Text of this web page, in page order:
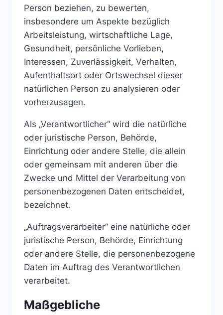
Person beziehen, zu bewerten,
insbesondere um Aspekte bezüglich
Arbeitsleistung, wirtschaftliche Lage,
Gesundheit, persönliche Vorlieben,
Interessen, Zuverlässigkeit, Verhalten,
Aufenthaltsort oder Ortswechsel dieser
natürlichen Person zu analysieren oder
vorherzusagen.
Als „Verantwortlicher“ wird die natürliche
oder juristische Person, Behörde,
Einrichtung oder andere Stelle, die allein
oder gemeinsam mit anderen über die
Zwecke und Mittel der Verarbeitung von
personenbezogenen Daten entscheidet,
bezeichnet.
„Auftragsverarbeiter“ eine natürliche oder
juristische Person, Behörde, Einrichtung
oder andere Stelle, die personenbezogene
Daten im Auftrag des Verantwortlichen
verarbeitet.
Maßgebliche